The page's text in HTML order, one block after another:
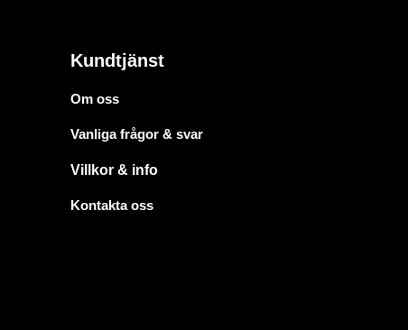
Kundtjänst
Om oss
Vanliga frågor & svar
Villkor & info
Kontakta oss